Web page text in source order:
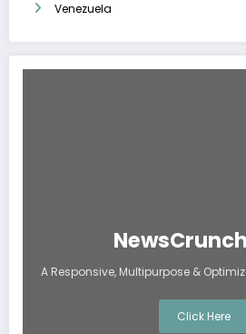
Venezuela
A Responsive, Multipurpose &
Click Here